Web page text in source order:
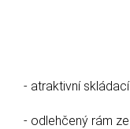
- atraktivní skládací
- odlehčený rám